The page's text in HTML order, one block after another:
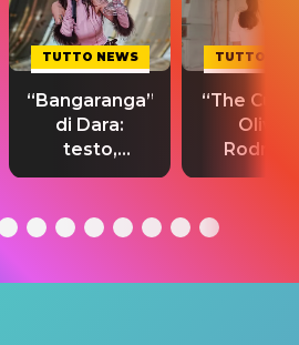
TUTTO NEWS
“Bangaranga”
di Dara:
testo,
traduzione e
del singolo
TUTTO
“The
Olivia
testo,